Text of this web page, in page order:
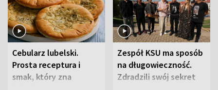
Cebularz lubelski.
Prosta receptura i
smak, który zna
Zespół KSU ma sposób
na długowieczność.
Zdradzili swój sekret